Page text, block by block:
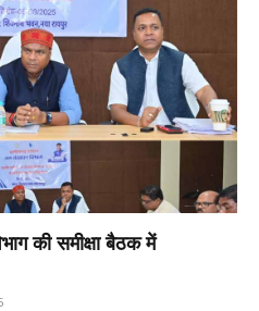
की समीक्षा बैठक में